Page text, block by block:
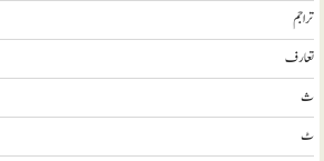
تراجم
تعارف
ث
ٹ